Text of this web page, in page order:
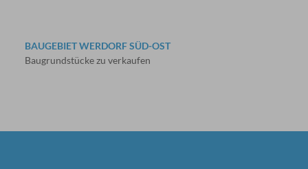
BAUGEBIET WERDORF SÜD-OST
Baugrundstücke zu verkaufen